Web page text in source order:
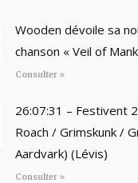
Wooden dévoile sa
chanson « Veil of
Consulter »
26:07:31 – Festivent
Roach / Grimskunk /
Aardvark) (Lévis)
Consulter »